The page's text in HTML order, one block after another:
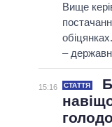
Вище
–
15:16 СТАТТЯ